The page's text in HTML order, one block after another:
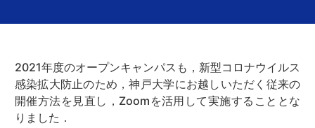
2021年度のオープンキャンパスも，新型コロナウイルス
感染拡大防止のため，神戸大学にお越しいただく従来の
開催方法を見直し，Zoomを活用して実施することとな
りました．